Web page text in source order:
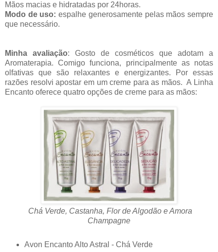
Mãos macias e hidratadas por 24horas.
Modo de uso: espalhe generosamente pelas mãos sempre
que necessário.
Minha avaliação: Gosto de cosméticos que adotam a
Aromaterapia. Comigo funciona, principalmente as notas
olfativas que são relaxantes e energizantes. Por essas
razões resolvi apostar em um creme para as mãos. A Linha
Encanto oferece quatro opções de creme para as mãos:
Chá Verde, Castanha, Flor de Algodão e Amora
Champagne
Avon Encanto Alto Astral - Chá Verde